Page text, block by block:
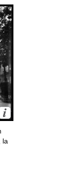
la